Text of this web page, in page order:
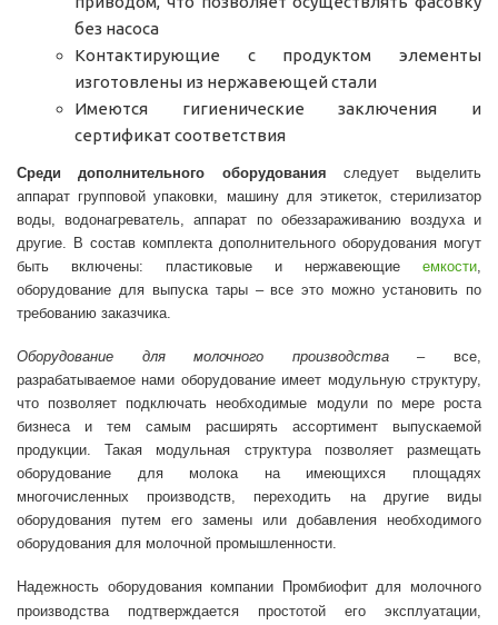
без насоса
Контактирующие с продуктом элементы
изготовлены из нержавеющей стали
Имеются гигиенические заключения и
сертификат соответствия
Среди дополнительного оборудования следует выделить
аппарат групповой упаковки, машину для этикеток, стерилизатор
воды, водонагреватель, аппарат по обеззараживанию воздуха и
другие. В состав комплекта дополнительного оборудования могут
быть включены: пластиковые и нержавеющие емкости,
оборудование для выпуска тары – все это можно установить по
требованию заказчика.
Оборудование для молочного производства– все,
разрабатываемое нами оборудование имеет модульную структуру,
что позволяет подключать необходимые модули по мере роста
бизнеса и тем самым расширять ассортимент выпускаемой
продукции. Такая модульная структура позволяет размещать
оборудование для молока на имеющихся площадях
многочисленных производств, переходить на другие виды
оборудования путем его замены или добавления необходимого
оборудования для молочной промышленности.
Надежность оборудования компании Промбиофит для молочного
производства подтверждается простотой его эксплуатации,